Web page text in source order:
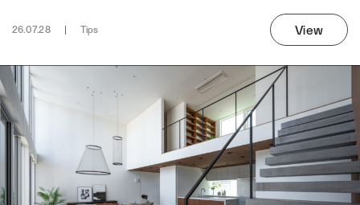
26.07.28 Tips View